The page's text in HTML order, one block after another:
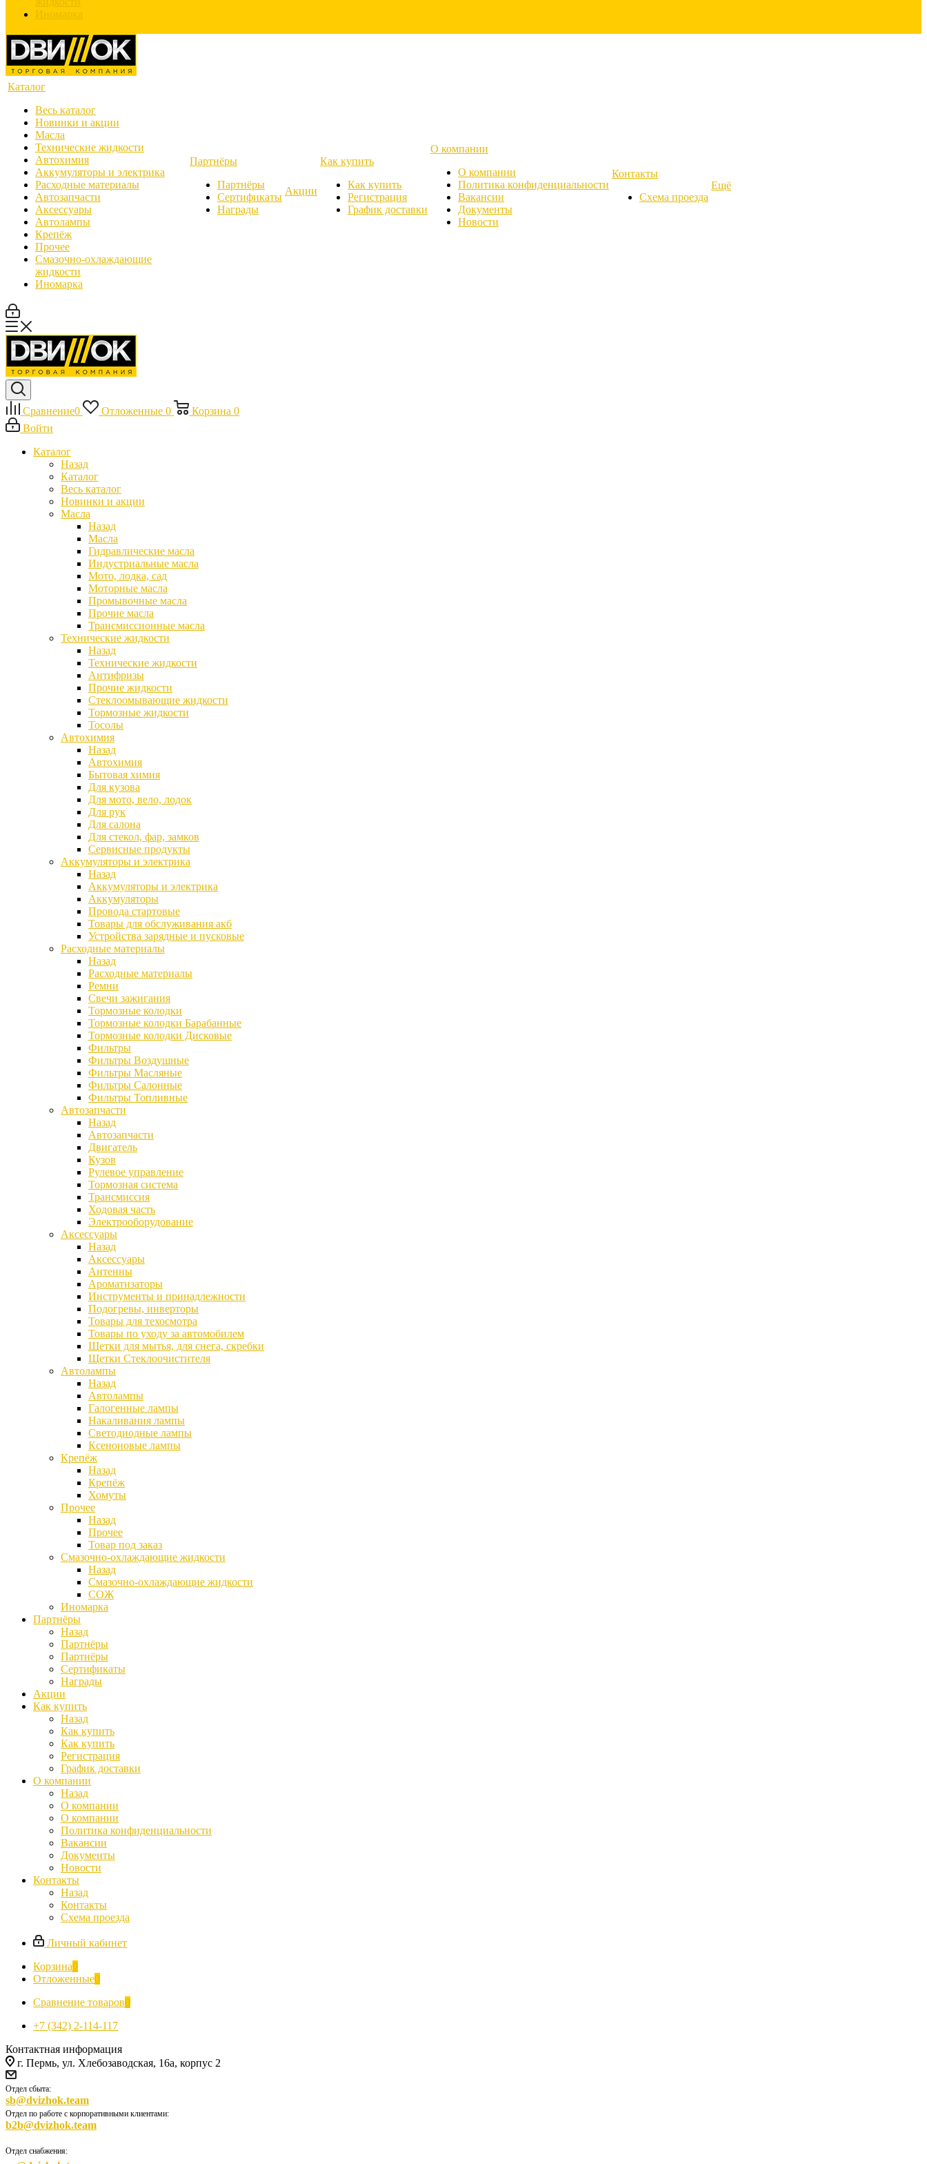
Иномарка
Каталог
Весь каталог
Новинки и акции
Масла
Технические жидкости
Автохимия
Аккумуляторы и электрика
Расходные материалы
Автозапчасти
Аксессуары
Автолампы
Крепёж
Прочее
Смазочно-охлаждающие
жидкости
Иномарка
Партнёры
Партнёры
Сертификаты
Награды
Акции
Как купить
Как купить
Регистрация
График доставки
О компании
О компании
Политика конфиденциальности
Вакансии
Документы
Новости
Контакты
Схема проезда
Ещё
Сравнение0 Отложенные 0 Корзина 0
Войти
Каталог
Назад
Каталог
Весь каталог
Новинки и акции
Масла
Назад
Масла
Гидравлические масла
Индустриальные масла
Мото, лодка, сад
Моторные масла
Промывочные масла
Прочие масла
Трансмиссионные масла
Технические жидкости
Назад
Технические жидкости
Антифризы
Прочие жидкости
Стеклоомывающие жидкости
Тормозные жидкости
Тосолы
Автохимия
Назад
Автохимия
Бытовая химия
Для кузова
Для мото, вело, лодок
Для рук
Для салона
Для стекол, фар, замков
Сервисные продукты
Аккумуляторы и электрика
Назад
Аккумуляторы и электрика
Аккумуляторы
Провода стартовые
Товары для обслуживания акб
Устройства зарядные и пусковые
Расходные материалы
Назад
Расходные материалы
Ремни
Свечи зажигания
Тормозные колодки
Тормозные колодки Барабанные
Тормозные колодки Дисковые
Фильтры
Фильтры Воздушные
Фильтры Масляные
Фильтры Салонные
Фильтры Топливные
Автозапчасти
Назад
Автозапчасти
Двигатель
Кузов
Рулевое управление
Тормозная система
Трансмиссия
Ходовая часть
Электрооборудование
Аксессуары
Назад
Аксессуары
Антенны
Ароматизаторы
Инструменты и принадлежности
Подогревы, инверторы
Товары для техосмотра
Товары по уходу за автомобилем
Щетки для мытья, для снега, скребки
Щетки Стеклоочистителя
Автолампы
Назад
Автолампы
Галогенные лампы
Накаливания лампы
Светодиодные лампы
Ксеноновые лампы
Крепёж
Назад
Крепёж
Хомуты
Прочее
Назад
Прочее
Товар под заказ
Смазочно-охлаждающие жидкости
Назад
Смазочно-охлаждающие жидкости
СОЖ
Иномарка
Партнёры
Назад
Партнёры
Партнёры
Сертификаты
Награды
Акции
Как купить
Назад
Как купить
Как купить
Регистрация
График доставки
О компании
Назад
О компании
О компании
Политика конфиденциальности
Вакансии
Документы
Новости
Контакты
Назад
Контакты
Схема проезда
Личный кабинет
Корзина0
Отложенные0
Сравнение товаров0
+7 (342) 2-114-117
Контактная информация
г. Пермь, ул. Хлебозаводская, 16а, корпус 2
Отдел сбыта:
sb@dvizhok.team
Отдел по работе с корпоративными клиентами:
b2b@dvizhok.team
Отдел снабжения: